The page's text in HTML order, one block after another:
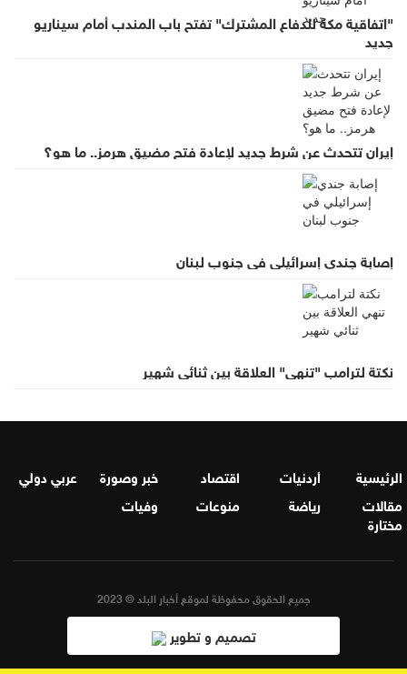
"اتفاقية مكة للدفاع المشترك" تفتح باب المندب أمام سيناريو
جديد
إيران تتحدث عن شرط جديد لإعادة فتح مضيق هرمز.. ما هو؟
إصابة جندي إسرائيلي في جنوب لبنان
نكتة لترامب "تنهي" العلاقة بين ثنائي شهير
الرئيسية أردنيات اقتصاد خبر وصورة
عربي دولي
مقالات
مختارة
رياضة منوعات وفيات
جميع الحقوق محفوظة لموقع أخبار البلد © 2023
تصميم و تطوير